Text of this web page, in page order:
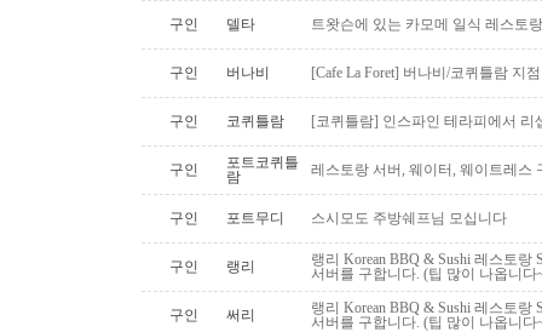
구인 델타 트왓슨에 있는 카모메 일식 레스토
구인 버나비 [Cafe La Foret] 버나비/코퀴틀람 지
구인 코퀴틀람 [코퀴틀람] 인스파인 테라피에서 리
구인
포트코퀴틀
람
레스토랑 서버, 웨이터, 웨이트레스
구인 포트무디 스시모도 주방쉐프님 모십니다
구인 랭리
랭리 Korean BBQ & Sushi 레스토
서버를 구합니다. (팁 많이 나옵니다
구인 써리
랭리 Korean BBQ & Sushi 레스토
서버를 구합니다. (팁 많이 나옵니다